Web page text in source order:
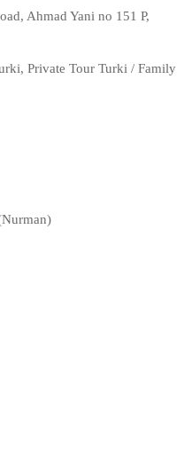
Ahmad Yani no 151 P,
Private Tour Turki / Family